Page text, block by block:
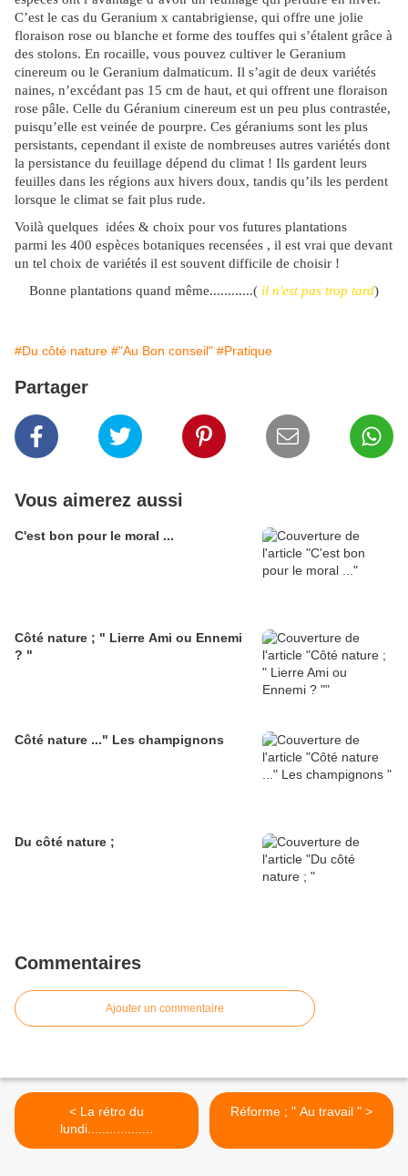
C’est le cas du Geranium x cantabrigiense, qui offre une jolie
floraison rose ou blanche et forme des touffes qui s’étalent grâce à
des stolons. En rocaille, vous pouvez cultiver le Geranium
cinereum ou le Geranium dalmaticum. Il s’agit de deux variétés
naines, n’excédant pas 15 cm de haut, et qui offrent une floraison
rose pâle. Celle du Géranium cinereum est un peu plus contrastée,
puisqu’elle est veinée de pourpre. Ces géraniums sont les plus
persistants, cependant il existe de nombreuses autres variétés dont
la persistance du feuillage dépend du climat ! Ils gardent leurs
feuilles dans les régions aux hivers doux, tandis qu’ils les perdent
lorsque le climat se fait plus rude.
Voilà quelques idées & choix pour vos futures plantations
parmi les 400 espèces botaniques recensées , il est vrai que devant
un tel choix de variétés il est souvent difficile de choisir !
Bonne plantations quand même............( il n'est pas trop tard)
#Du côté nature #"Au Bon conseil" #Pratique
Partager
Vous aimerez aussi
C'est bon pour le moral ...
Côté nature ; " Lierre Ami ou Ennemi
? "
Côté nature ..." Les champignons
Du côté nature ;
Commentaires
Ajouter un commentaire
< La rétro du
lundi..................
Réforme ; " Au travail " >